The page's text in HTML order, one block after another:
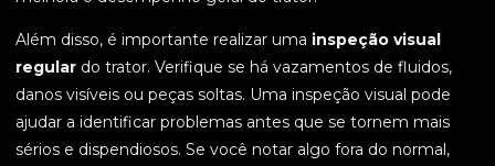
Além disso, é importante realizar uma inspeção visual
regular do trator. Verifique se há vazamentos de fluidos,
danos visíveis ou peças soltas. Uma inspeção visual pode
ajudar a identificar problemas antes que se tornem mais
sérios e dispendiosos. Se você notar algo fora do normal,